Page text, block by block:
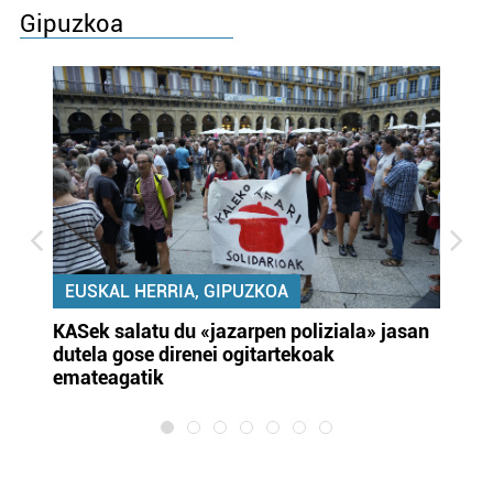
Gipuzkoa
EUSKAL HERRIA, GIPUZKOA
KASek salatu du «jazarpen poliziala» jasan
dutela gose direnei ogitartekoak
emateagatik